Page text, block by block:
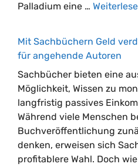
Palladium eine …
Mit Sachbüchern Geld
für angehende Autoren
Sachbücher bieten eine
Möglichkeit, Wissen zu
langfristig passives
Während viele Menschen
Buchveröffentlichung
denken, erweisen sich
profitablere Wahl. Doch